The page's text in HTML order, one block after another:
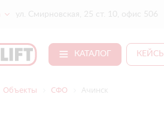
ул. Смирновская, 25 ст. 10, офис 506
КАТАЛОГ КЕЙСЫ
Объекты СФО Ачинск